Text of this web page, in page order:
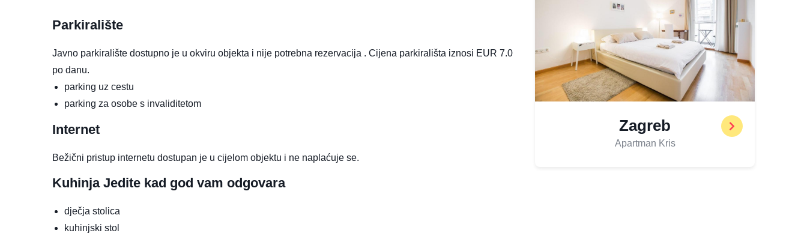
Parkiralište
Javno parkiralište dostupno je u okviru objekta i nije potrebna rezervacija . Cijena parkirališta iznosi EUR 7.0
po danu.
parking uz cestu
parking za osobe s invaliditetom
Internet
Bežični pristup internetu dostupan je u cijelom objektu i ne naplaćuje se.
Kuhinja Jedite kad god vam odgovara
dječja stolica
kuhinjski stol
Zagreb
Apartman Kris